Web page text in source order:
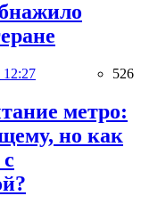
12:27 526
метро:
но как